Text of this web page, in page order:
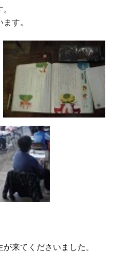
す。
来てくださいました。